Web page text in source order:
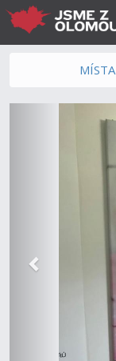
MÍSTA
Předchozí